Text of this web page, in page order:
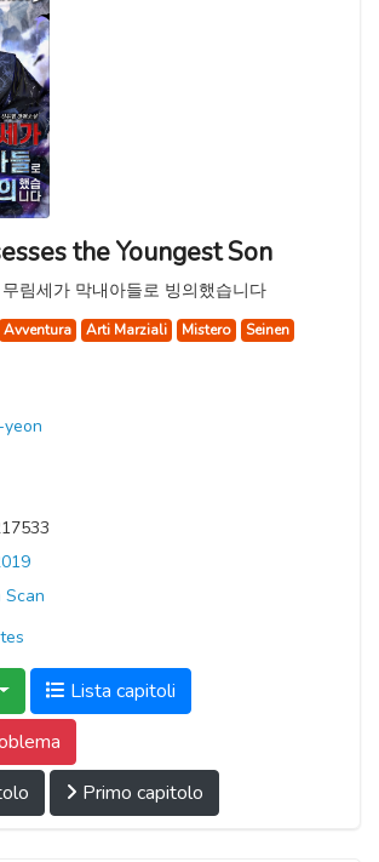
the Youngest Son
무림세가 막내아들로 빙의했습니다
Avventura Arti Marziali Mistero
Seinen
Scan
Lista capitoli
Primo capitolo